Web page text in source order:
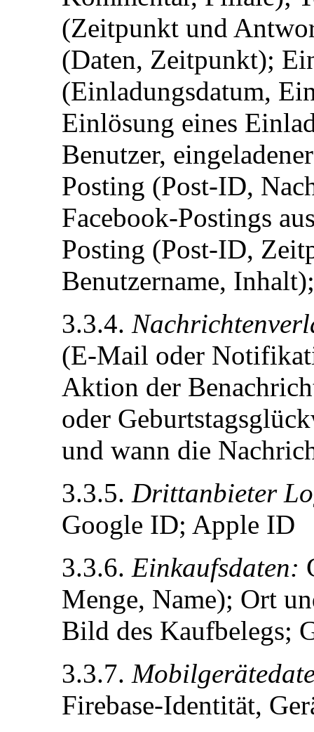
(Zeitpunkt und
(Daten, Zeitpunkt);
(Einladungsdatum,
Einlösung eines
Benutzer,
Posting (Post-ID,
Facebook-Postings
Posting (Post-ID,
Benutzername,
3.3.4.
(E-Mail oder
Aktion der
oder
und wann die
3.3.5. Drittanbieter
Google ID; Apple ID
3.3.6. Einkaufsdaten:
Menge, Name); Ort
Bild des Kaufbelegs;
3.3.7.
Firebase-Identität,